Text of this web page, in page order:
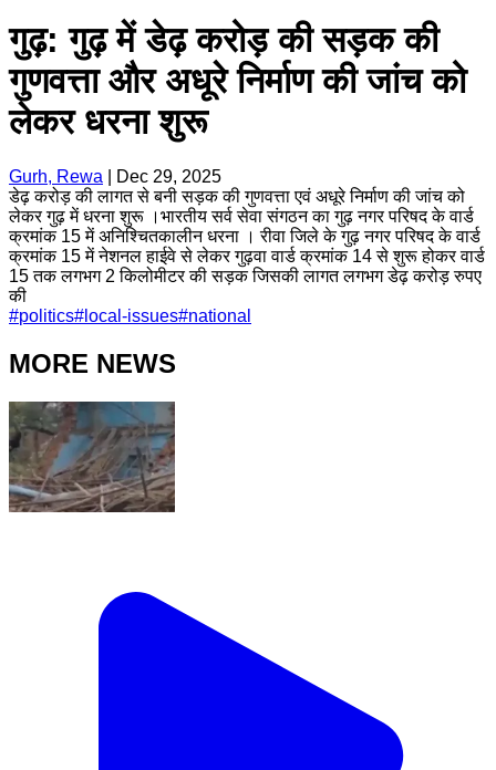
गुढ़: गुढ़ में डेढ़ करोड़ की सड़क की
गुणवत्ता और अधूरे निर्माण की जांच को
लेकर धरना शुरू
Gurh, Rewa
Dec 29, 2025
डेढ़ करोड़ की लागत से बनी सड़क की गुणवत्ता एवं अधूरे निर्माण की जांच को
लेकर गुढ़ में धरना शुरू ।भारतीय सर्व सेवा संगठन का गुढ़ नगर परिषद के वार्ड
क्रमांक 15 में अनिश्चितकालीन धरना । रीवा जिले के गुढ़ नगर परिषद के वार्ड
क्रमांक 15 में नेशनल हाईवे से लेकर गुढ़वा वार्ड क्रमांक 14 से शुरू होकर वार्ड
15 तक लगभग 2 किलोमीटर की सड़क जिसकी लागत लगभग डेढ़ करोड़ रुपए
की
#politics# local-issues#national
MORE NEWS